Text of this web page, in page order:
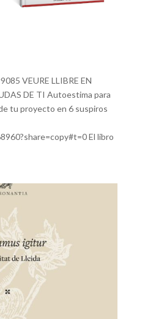
VEURE LLIBRE EN
DE TI Autoestima para
tu proyecto en 6 suspiros
El libro